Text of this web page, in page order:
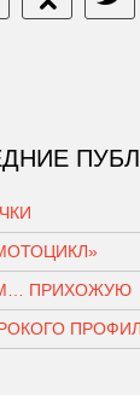
ПРИХОЖУЮ